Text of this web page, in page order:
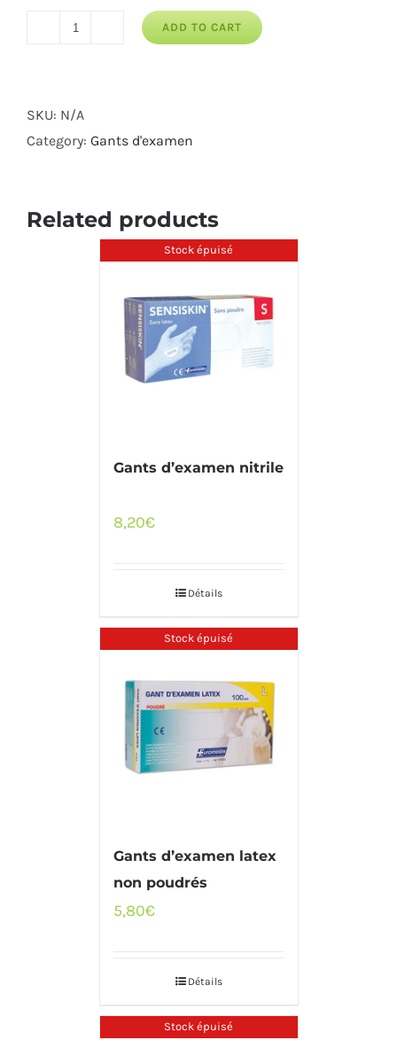
poudrés
quantity
ADD TO CART
SKU: N/A
Category: Gants d'examen
Related products
Stock épuisé
Gants d’examen nitrile
8,20€
Détails
Stock épuisé
Gants d’examen latex
non poudrés
5,80€
Détails
Stock épuisé